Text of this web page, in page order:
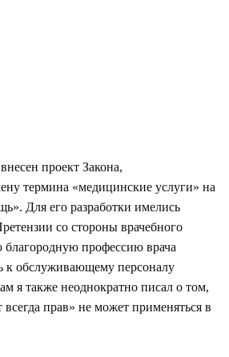
проект Закона,
термина «медицинские услуги» на
Для его разработки имелись
со стороны врачебного
благородную профессию врача
к обслуживающему персоналу
я также неоднократно писал о том,
прав» не может применяться в